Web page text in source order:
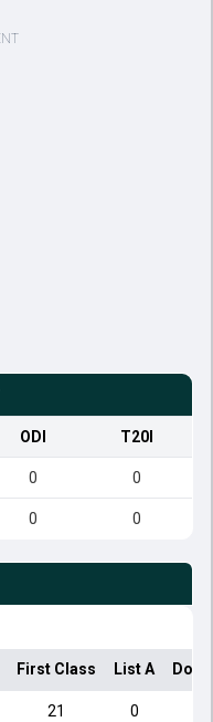
ODI T20I
0 0
0 0
First Class List A
21 0